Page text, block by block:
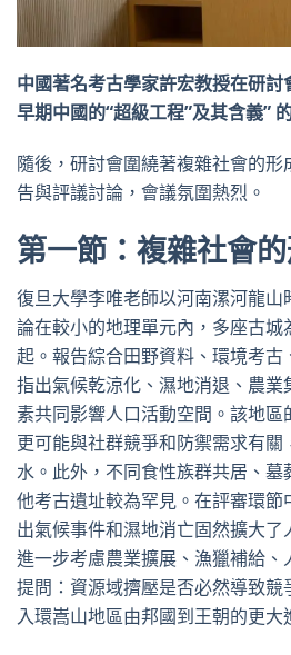
中國著名考古學家許宏教授在研討
早期中國的“超級工程”及其含義”
隨後，研討會圍繞著複雜社會的
告與評議討論，會議氛圍熱烈。
第一節：複雜社會
復旦大學李唯老師以河南漯河龍
論在較小的地理單元內，多座古
起。報告綜合田野資料、環境考古
指出氣候乾涼化、濕地消退、農
素共同影響人口活動空間。該地
更可能與社群競爭和防禦需求有
水。此外，不同食性族群共居、
他考古遺址較為罕見。在評審環
出氣候事件和濕地消亡固然擴大
進一步考慮農業擴展、漁獵補給
提問：資源域擠壓是否必然導致
入環嵩山地區由邦國到王朝的更大